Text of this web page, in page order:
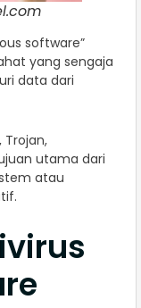
software”
yang sengaja
data dari
Trojan,
utama dari
atau